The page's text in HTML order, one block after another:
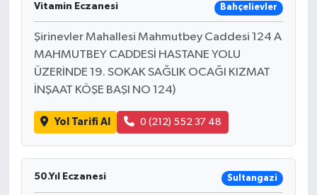
Vitamin Eczanesi Bahçelievler
Şirinevler Mahallesi Mahmutbey Caddesi 124 A
MAHMUTBEY CADDESİ HASTANE YOLU
ÜZERİNDE 19. SOKAK SAĞLIK OCAĞI KIZMAT
İNŞAAT KÖŞE BAŞI NO 124)
Yol Tarifi Al 0 (212) 552 37 48
50.Yıl Eczanesi Sultangazi